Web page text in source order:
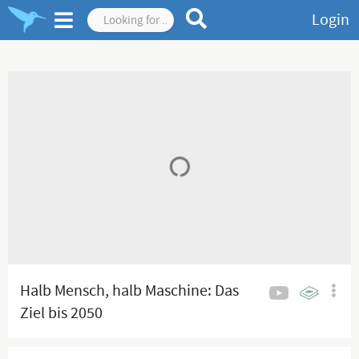
Login
Halb Mensch, halb Maschine: Das
Ziel bis 2050